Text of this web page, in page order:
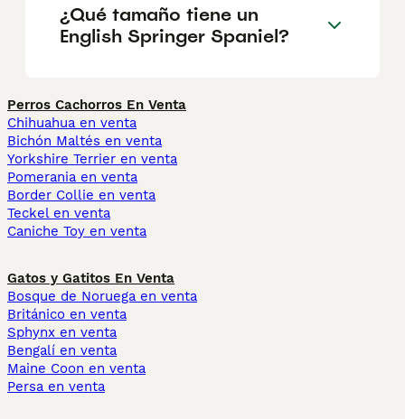
¿Qué tamaño tiene un
English Springer Spaniel?
Perros Cachorros En Venta
Chihuahua en venta
Bichón Maltés en venta
Yorkshire Terrier en venta
Pomerania en venta
Border Collie en venta
Teckel en venta
Caniche Toy en venta
Gatos y Gatitos En Venta
Bosque de Noruega en venta
Británico en venta
Sphynx en venta
Bengalí en venta
Maine Coon en venta
Persa en venta